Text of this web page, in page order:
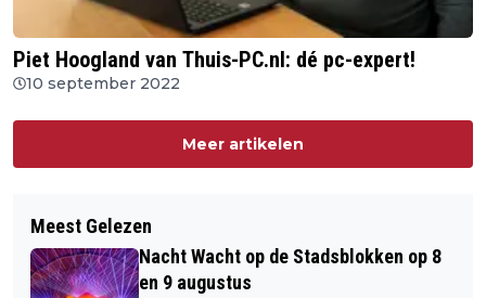
Piet Hoogland van Thuis-PC.nl: dé pc-expert!
10 september 2022
Meer artikelen
Meest Gelezen
Nacht Wacht op de Stadsblokken op 8
en 9 augustus